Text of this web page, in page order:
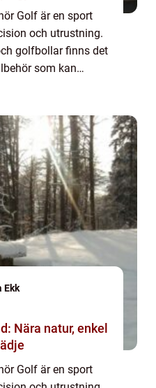
Golf är en sport
och utrustning.
golfbollar finns det
som kan
Ekk
Nära natur, enkel
Golf är en sport